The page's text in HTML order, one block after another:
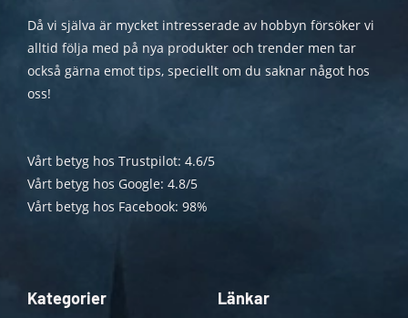
Då vi själva är mycket intresserade av hobbyn försöker vi
alltid följa med på nya produkter och trender men tar
också gärna emot tips, speciellt om du saknar något hos
oss!
Vårt betyg hos Trustpilot: 4.6/5
Vårt betyg hos Google: 4.8/5
Vårt betyg hos Facebook: 98%
Kategorier Länkar